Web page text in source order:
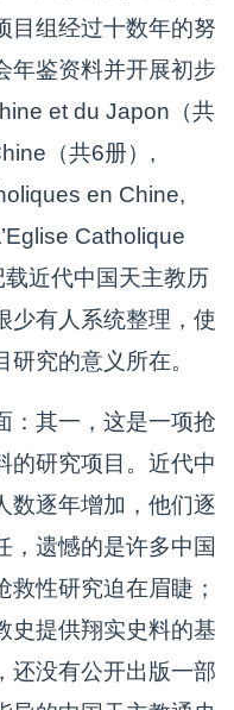
目组经过十数年的努
年鉴资料并开展初步
et du Japon（共
（共6册）,
en Chine,
Catholique
近代中国天主教历
少有人系统整理，使
究的意义所在。
：其一，这是一项抢
的研究项目。近代中
数逐年增加，他们逐
，遗憾的是许多中国
性研究迫在眉睫；
史提供翔实史料的基
还没有公开出版一部